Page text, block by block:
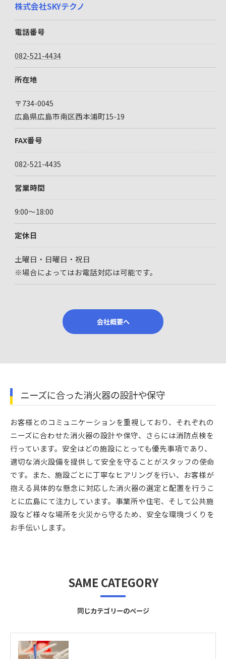
株式会社SKYテクノ
電話番号
082-521-4434
所在地
〒734-0045
広島県広島市南区西本浦町15-19
FAX番号
082-521-4435
営業時間
9:00～18:00
定休日
土曜日・日曜日・祝日
※場合によってはお電話対応は可能です。
会社概要へ
ニーズに合った消火器の設計や保守
お客様とのコミュニケーションを重視しており、それぞれの
ニーズに合わせた消火器の設計や保守、さらには消防点検を
行っています。安全はどの施設にとっても優先事項であり、
適切な消火設備を提供して安全を守ることがスタッフの使命
です。また、施設ごとに丁寧なヒアリングを行い、お客様が
抱える具体的な懸念に対応した消火器の選定と配置を行うこ
とに広島にて注力しています。事業所や住宅、そして公共施
設など様々な場所を火災から守るため、安全な環境づくりを
お手伝いします。
同じカテゴリーのページ
SAME CATEGORY